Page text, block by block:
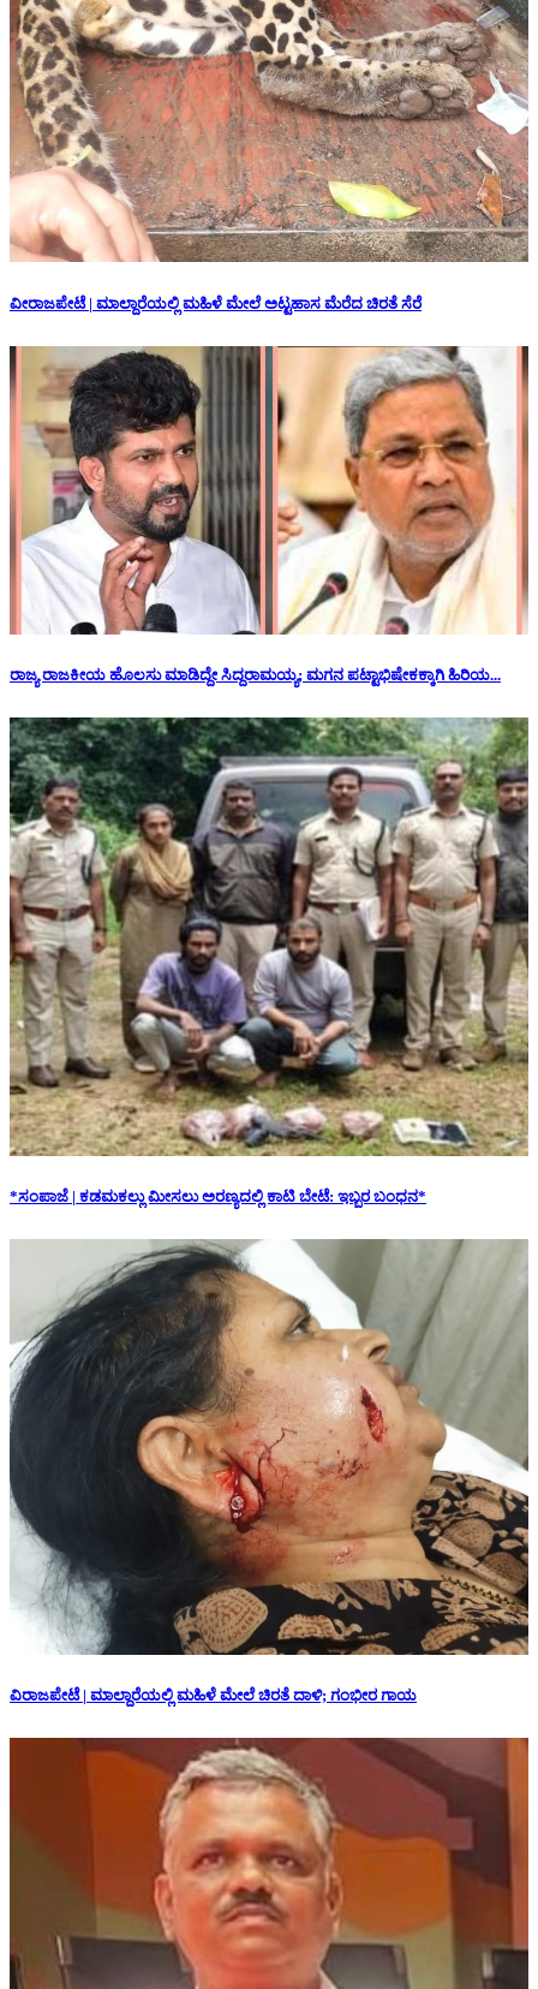
ವೀರಾಜಪೇಟೆ | ಮಾಲ್ದಾರೆಯಲ್ಲಿ ಮಹಿಳೆ ಮೇಲೆ ಅಟ್ಟಹಾಸ ಮೆರೆದ ಚಿರತೆ ಸೆರೆ
ರಾಜ್ಯ ರಾಜಕೀಯ ಹೊಲಸು ಮಾಡಿದ್ದೇ ಸಿದ್ದರಾಮಯ್ಯ; ಮಗನ ಪಟ್ಟಾಭಿಷೇಕಕ್ಕಾಗಿ ಹಿರಿಯ...
*ಸಂಪಾಜೆ | ಕಡಮಕಲ್ಲು ಮೀಸಲು ಅರಣ್ಯದಲ್ಲಿ ಕಾಟಿ ಬೇಟೆ: ಇಬ್ಬರ ಬಂಧನ*
ವಿರಾಜಪೇಟೆ | ಮಾಲ್ದಾರೆಯಲ್ಲಿ ಮಹಿಳೆ ಮೇಲೆ ಚಿರತೆ ದಾಳಿ; ಗಂಭೀರ ಗಾಯ